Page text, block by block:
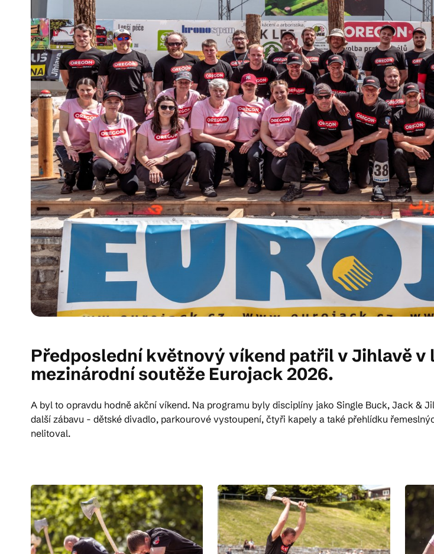
Praktické info
Kam vyrazit
CS EN DE
© 2026 Brána
Předposlední květnový víkend patřil v Jihlavě
mezinárodní soutěže Eurojack 2026.
A byl to opravdu hodně akční víkend. Na programu byly disciplíny jako Single Buck, Jack &
další zábavu - dětské divadlo, parkourové vystoupení, čtyři kapely a také přehlídku
nelitoval.